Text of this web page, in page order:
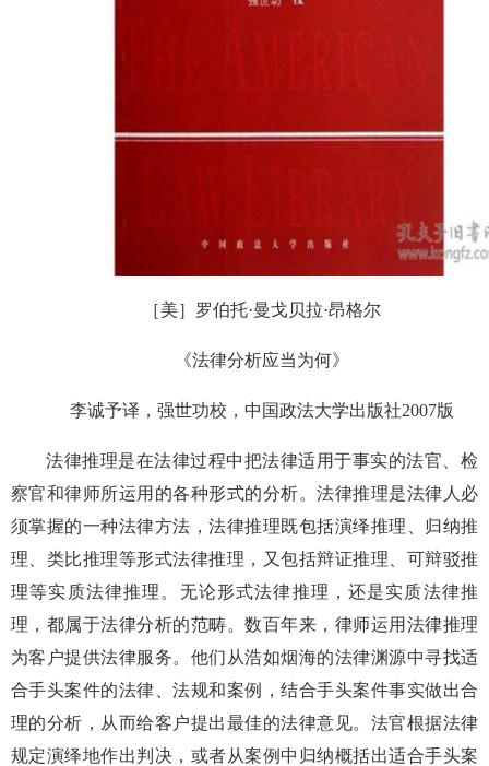
［美］罗伯托·曼戈贝拉·昂格尔
《法律分析应当为何》
李诚予译，强世功校，中国政法大学出版社2007版
法律推理是在法律过程中把法律适用于事实的法官、检
察官和律师所运用的各种形式的分析。法律推理是法律人必
须掌握的一种法律方法，法律推理既包括演绎推理、归纳推
理、类比推理等形式法律推理，又包括辩证推理、可辩驳推
理等实质法律推理。无论形式法律推理，还是实质法律推
理，都属于法律分析的范畴。数百年来，律师运用法律推理
为客户提供法律服务。他们从浩如烟海的法律渊源中寻找适
合手头案件的法律、法规和案例，结合手头案件事实做出合
理的分析，从而给客户提出最佳的法律意见。法官根据法律
规定演绎地作出判决，或者从案例中归纳概括出适合手头案